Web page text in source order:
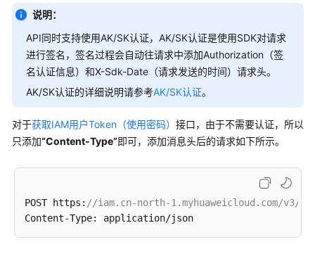
限
略
说
明
附
录
订
录
说明：
API同时支持使用AK/SK认证，AK/SK认证是使用SDK对请求
进行签名，签名过程会自动往请求中添加Authorization（签
名认证信息）和X-Sdk-Date（请求发送的时间）请求头。
AK/SK认证的详细说明请参考AK/SK认证。
对于获取IAM用户Token（使用密码） 接口，由于不需要认证，所以
只添加“Content-Type”即可，添加消息头后的请求如下所示。
POST https: //iam.cn-north-1.myhuaweicloud.com/v3/